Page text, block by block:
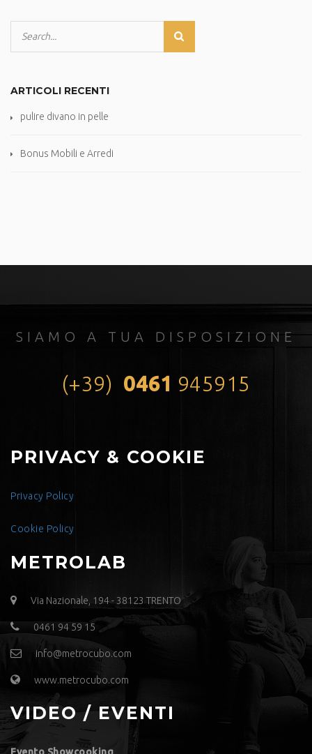
ARTICOLI RECENTI
pulire divano in pelle
Bonus Mobili e Arredi
SIAMO A TUA DISPOSIZIONE
(+39) 0461 945915
PRIVACY & COOKIE
Privacy Policy
Cookie Policy
METROLAB
Via Nazionale, 194 - 38123 TRENTO
0461 94 59 15
info@metrocubo.com
www.metrocubo.com
VIDEO / EVENTI